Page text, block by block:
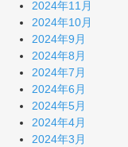
2024年11月
2024年10月
2024年9月
2024年8月
2024年7月
2024年6月
2024年5月
2024年4月
2024年3月